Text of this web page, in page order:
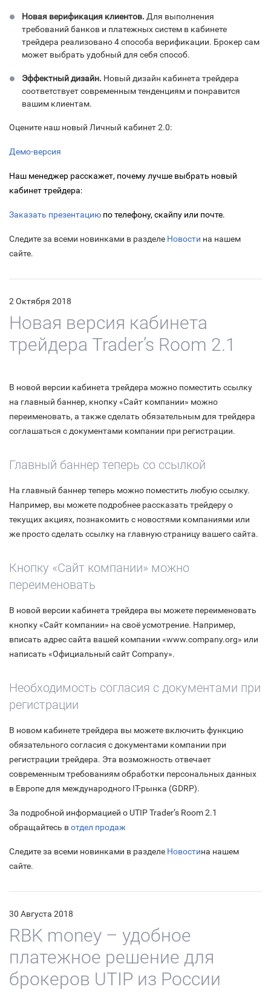
Новая верификация клиентов. Для выполнения
требований банков и платежных систем в кабинете
трейдера реализовано 4 способа верификации. Брокер сам
может выбрать удобный для себя способ.
Эффектный дизайн. Новый дизайн кабинета трейдера
соответствует современным тенденциям и понравится
вашим клиентам.
Оцените наш новый Личный кабинет 2.0:
Демо-версия
Наш менеджер расскажет, почему лучше выбрать новый
кабинет трейдера:
Заказать презентацию по телефону, скайпу или почте.
Следите за всеми новинками в разделе Новости на нашем
сайте.
2 Октября 2018
Новая версия кабинета
трейдера Trader’s Room 2.1
В новой версии кабинета трейдера можно поместить ссылку
на главный баннер, кнопку «Сайт компании» можно
переименовать, а также сделать обязательным для трейдера
соглашаться с документами компании при регистрации.
Главный баннер теперь со ссылкой
На главный баннер теперь можно поместить любую ссылку.
Например, вы можете подробнее рассказать трейдеру о
текущих акциях, познакомить с новостями компаниями или
же просто сделать ссылку на главную страницу вашего сайта.
Кнопку «Сайт компании» можно
переименовать
В новой версии кабинета трейдера вы можете переименовать
кнопку «Сайт компании» на своё усмотрение. Например,
вписать адрес сайта вашей компании «www.company.org» или
написать «Официальный сайт Company».
Необходимость согласия с документами при
регистрации
В новом кабинете трейдера вы можете включить функцию
обязательного согласия с документами компании при
регистрации трейдера. Эта возможность отвечает
современным требованиям обработки персональных данных
в Европе для международного IT-рынка (GDRP).
За подробной информацией о UTIP Trader’s Room 2.1
обращайтесь вотдел продаж
Следите за всеми новинками в разделе Новостина нашем
сайте.
30 Августа 2018
RBK money – удобное
платежное решение для
брокеров UTIP из России